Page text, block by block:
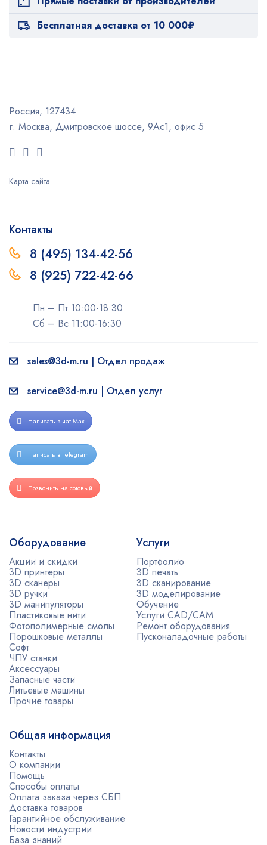
Бесплатная доставка от 10 000₽
Россия, 127434
г. Москва, Дмитровское шоссе, 9Ас1, офис 5
Карта сайта
Контакты
8 (495) 134-42-56
8 (925) 722-42-66
Пн – Пт 10:00-18:30
Сб – Вс 11:00-16:30
sales@3d-m.ru | Отдел продаж
service@3d-m.ru | Отдел услуг
Написать в чат Max
Написать в Telegram
Позвонить на сотовый
Оборудование
Акции и скидки
3D принтеры
3D сканеры
3D ручки
3D манипуляторы
Пластиковые нити
Фотополимерные смолы
Порошковые металлы
Софт
ЧПУ станки
Аксессуары
Запасные части
Литьевые машины
Прочие товары
Услуги
Портфолио
3D печать
3D сканирование
3D моделирование
Обучение
Услуги CAD/CAM
Ремонт оборудования
Пусконаладочные работы
Общая информация
Контакты
О компании
Помощь
Способы оплаты
Оплата заказа через СБП
Доставка товаров
Гарантийное обслуживание
Новости индустрии
База знаний